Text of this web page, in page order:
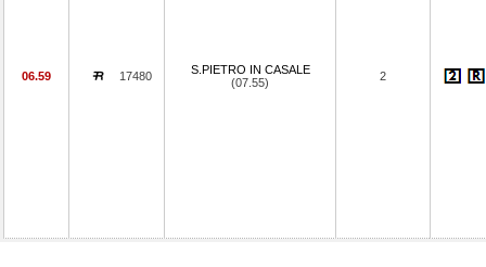
06.59 17480
S.PIETRO IN CASALE
(07.55)
2